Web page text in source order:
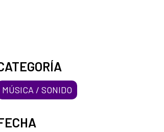
MÚSICA / SONIDO